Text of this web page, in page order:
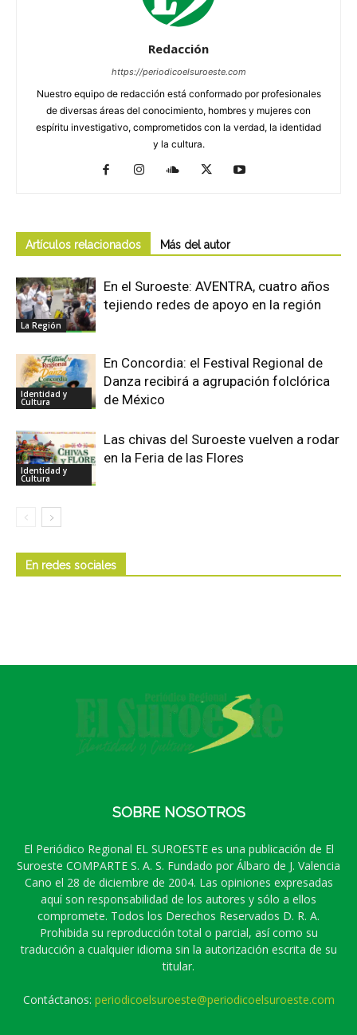
Redacción
https://periodicoelsuroeste.com
Nuestro equipo de redacción está conformado por profesionales
de diversas áreas del conocimiento, hombres y mujeres con
espíritu investigativo, comprometidos con la verdad, la identidad
y la cultura.
Artículos relacionados Más del autor
La Región
En el Suroeste: AVENTRA, cuatro años
tejiendo redes de apoyo en la región
Identidad y
Cultura
En Concordia: el Festival Regional de
Danza recibirá a agrupación folclórica
de México
Identidad y
Cultura
Las chivas del Suroeste vuelven a rodar
en la Feria de las Flores
En redes sociales
SOBRE NOSOTROS
El Periódico Regional EL SUROESTE es una publicación de El
Suroeste COMPARTE S. A. S. Fundado por Álbaro de J. Valencia
Cano el 28 de diciembre de 2004. Las opiniones expresadas
aquí son responsabilidad de los autores y sólo a ellos
compromete. Todos los Derechos Reservados D. R. A.
Prohibida su reproducción total o parcial, así como su
traducción a cualquier idioma sin la autorización escrita de su
titular.
Contáctanos: periodicoelsuroeste@periodicoelsuroeste.com